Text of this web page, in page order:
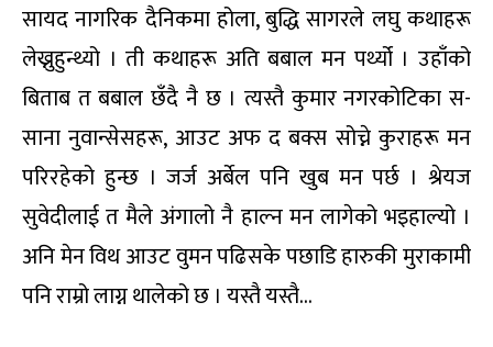
सायद नागरिक दैनिकमा होला, बुद्धि सागरले लघु कथाहरू
लेख्नुहुन्थ्यो । ती कथाहरू अति बबाल मन पर्थ्यो । उहाँको
बिताब त बबाल छँदै नै छ । त्यस्तै कुमार नगरकोटिका स-
साना नुवान्सेसहरू, आउट अफ द बक्स सोच्ने कुराहरू मन
परिरहेको हुन्छ । जर्ज अर्बेल पनि खुब मन पर्छ । श्रेयज
सुवेदीलाई त मैले अंगालो नै हाल्न मन लागेको भइहाल्यो ।
अनि मेन विथ आउट वुमन पढिसके पछाडि हारुकी मुराकामी
पनि राम्रो लाग्न थालेको छ । यस्तै यस्तै…